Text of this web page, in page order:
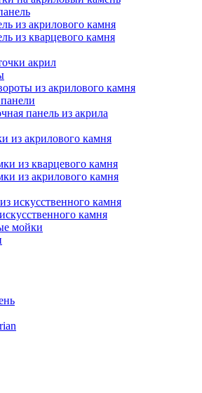
из акрилового камня
из кварцевого камня
акрил
из акрилового камня
панель из акрила
из акрилового камня
из кварцевого камня
из акрилового камня
искусственного камня
камня
мойки